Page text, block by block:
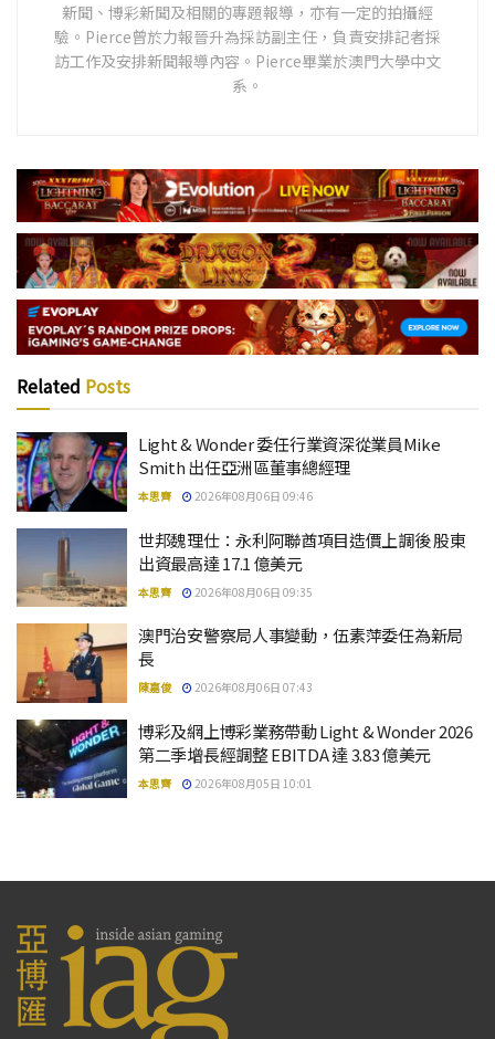
新聞、博彩新聞及相關的專題報導，亦有一定的拍攝經
驗。Pierce曾於力報晉升為採訪副主任，負責安排記者採
訪工作及安排新聞報導內容。Pierce畢業於澳門大學中文
系。
Related Posts
Light & Wonder 委任行業資深從業員Mike
Smith 出任亞洲區董事總經理
本思齊 2026年08月06日 09:46
世邦魏理仕：永利阿聯酋項目造價上調後 股東
出資最高達 17.1 億美元
本思齊 2026年08月06日 09:35
澳門治安警察局人事變動，伍素萍委任為新局
長
陳嘉俊 2026年08月06日 07:43
博彩及網上博彩業務帶動 Light & Wonder 2026
第二季增長經調整 EBITDA 達 3.83 億美元
本思齊 2026年08月05日 10:01